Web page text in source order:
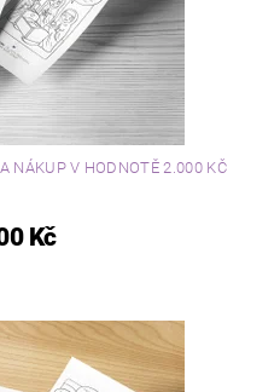
NÁKUP V HODNOTĚ 2.000 KČ
Kč